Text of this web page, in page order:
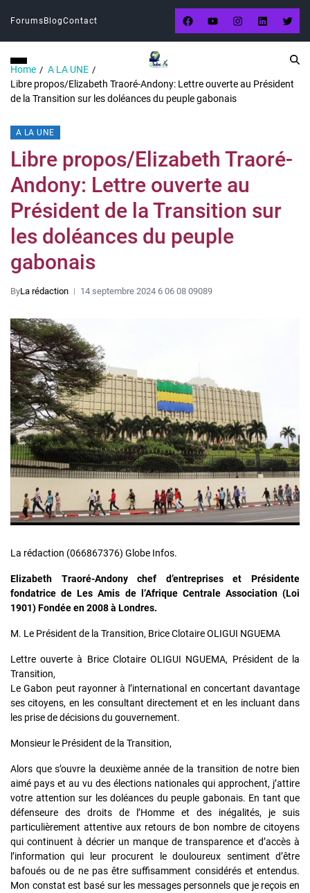
Forums BlogContact
Home
A LA UNE
Libre propos/Elizabeth Traoré-Andony: Lettre ouverte au Président
de la Transition sur les doléances du peuple gabonais
A LA UNE
Libre propos/Elizabeth Traoré-
Andony: Lettre ouverte au
Président de la Transition sur
les doléances du peuple
gabonais
ByLa rédaction 14 septembre 2024 6 06 08 09089
La rédaction (066867376) Globe Infos.
Elizabeth Traoré-Andony chef d’entreprises et Présidente
fondatrice de Les Amis de l’Afrique Centrale Association (Loi
1901) Fondée en 2008 à Londres.
M. Le Président de la Transition, Brice Clotaire OLIGUI NGUEMA
Lettre ouverte à Brice Clotaire OLIGUI NGUEMA, Président de la
Transition,
Le Gabon peut rayonner à l’international en concertant davantage
ses citoyens, en les consultant directement et en les incluant dans
les prise de décisions du gouvernement.
Monsieur le Président de la Transition,
Alors que s’ouvre la deuxième année de la transition de notre bien
aimé pays et au vu des élections nationales qui approchent, j’attire
votre attention sur les doléances du peuple gabonais. En tant que
défenseure des droits de l’Homme et des inégalités, je suis
particulièrement attentive aux retours de bon nombre de citoyens
qui continuent à décrier un manque de transparence et d’accès à
l’information qui leur procurent le douloureux sentiment d’être
bafoués ou de ne pas être suffisamment considérés et entendus.
Mon constat est basé sur les messages personnels que je reçois en